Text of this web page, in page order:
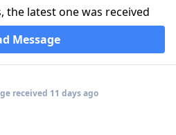
the latest one was received
Message
received 11 days ago